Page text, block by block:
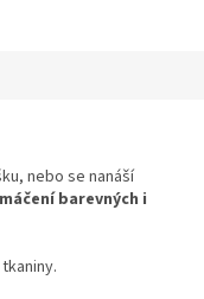
nebo se nanáší
barevných i